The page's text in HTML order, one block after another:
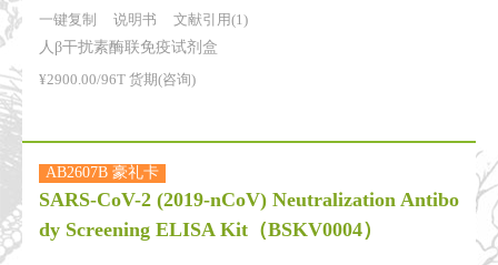
一键复制 说明书 文献引用(1)
人β干扰素酶联免疫试剂盒
¥2900.00/96T 货期(咨询)
AB2607B 豪礼卡
SARS-CoV-2 (2019-nCoV) Neutralization Antibo
dy Screening ELISA Kit （BSKV0004）